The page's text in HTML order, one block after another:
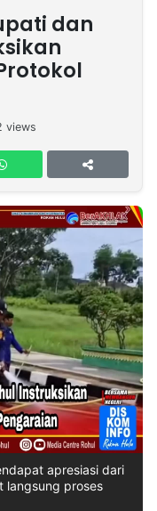
dan
views
apresiasi dari
langsung proses